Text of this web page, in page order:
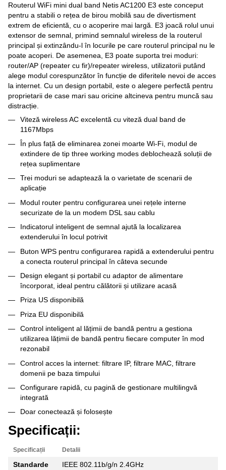
Routerul WiFi mini dual band Netis AC1200 E3 este conceput
pentru a stabili o rețea de birou mobilă sau de divertisment
extrem de eficientă, cu o acoperire mai largă. E3 joacă rolul unui
extensor de semnal, primind semnalul wireless de la routerul
principal și extinzându-l în locurile pe care routerul principal nu le
poate acoperi. De asemenea, E3 poate suporta trei moduri:
router/AP (repeater cu fir)/repeater wireless, utilizatorii putând
alege modul corespunzător în funcție de diferitele nevoi de acces
la internet. Cu un design portabil, este o alegere perfectă pentru
proprietarii de case mari sau oricine altcineva pentru muncă sau
distracție.
Viteză wireless AC excelentă cu viteză dual band de
1167Mbps
În plus față de eliminarea zonei moarte Wi-Fi, modul de
extindere de tip three working modes deblochează soluții de
rețea suplimentare
Trei moduri se adaptează la o varietate de scenarii de
aplicație
Modul router pentru configurarea unei rețele interne
securizate de la un modem DSL sau cablu
Indicatorul inteligent de semnal ajută la localizarea
extenderului în locul potrivit
Buton WPS pentru configurarea rapidă a extenderului pentru
a conecta routerul principal în câteva secunde
Design elegant și portabil cu adaptor de alimentare
încorporat, ideal pentru călătorii și utilizare acasă
Priza US disponibilă
Priza EU disponibilă
Control inteligent al lățimii de bandă pentru a gestiona
utilizarea lățimii de bandă pentru fiecare computer în mod
rezonabil
Control acces la internet: filtrare IP, filtrare MAC, filtrare
domenii pe baza timpului
Configurare rapidă, cu pagină de gestionare multilingvă
integrată
Doar conectează și folosește
Specificații:
Specificații Detalii
Standarde IEEE 802.11b/g/n 2.4GHz